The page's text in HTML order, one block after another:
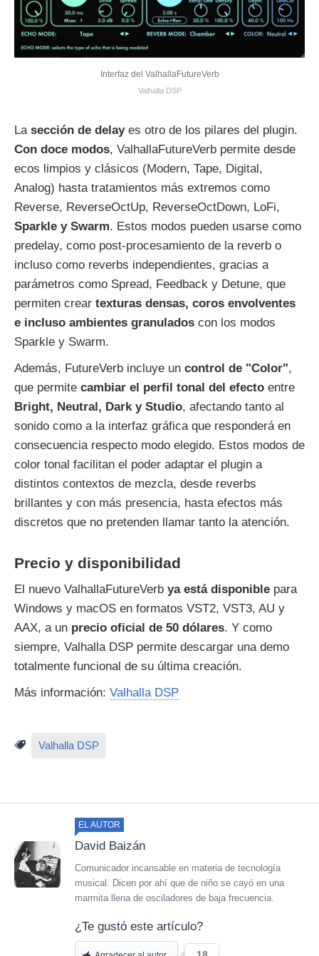
Interfaz del ValhallaFutureVerb
Valhalla DSP
La sección de delayes otro de los pilares del plugin.
Con doce modos, ValhallaFutureVerb permite desde
ecos limpios y clásicos (Modern, Tape, Digital,
Analog) hasta tratamientos más extremos como
Reverse, ReverseOctUp, ReverseOctDown, LoFi,
Sparkle y Swarm. Estos modos pueden usarse como
predelay, como post-procesamiento de la reverb o
incluso como reverbs independientes, gracias a
parámetros como Spread, Feedback y Detune, que
permiten crear texturas densas, coros envolventes
e incluso ambientes granulados con los modos
Sparkle y Swarm.
Además, FutureVerb incluye un control de "Color",
que permite cambiar el perfil tonal del efecto entre
Bright, Neutral, Dark y Studio, afectando tanto al
sonido como a la interfaz gráfica que responderá en
consecuencia respecto modo elegido. Estos modos de
color tonal facilitan el poder adaptar el plugin a
distintos contextos de mezcla, desde reverbs
brillantes y con más presencia, hasta efectos más
discretos que no pretenden llamar tanto la atención.
Precio y disponibilidad
El nuevo ValhallaFutureVerb ya está disponible para
Windows y macOS en formatos VST2, VST3, AU y
AAX, a un precio oficial de 50 dólares. Y como
siempre, Valhalla DSP permite descargar una demo
totalmente funcional de su última creación.
Más información: Valhalla DSP
Valhalla DSP
EL AUTOR
David Baizán
Comunicador incansable en materia de tecnología
musical. Dicen por ahí que de niño se cayó en una
marmita llena de osciladores de baja frecuencia.
¿Te gustó este artículo?